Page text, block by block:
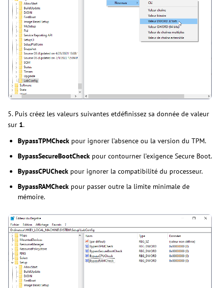
5. Puis créez les valeurs suivantes etdéfinissez sa donnée de valeur
sur 1.
BypassTPMCheck pour ignorer l’absence ou la version du TPM.
BypassSecureBootCheck pour contourner l’exigence Secure Boot.
BypassCPUCheck pour ignorer la compatibilité du processeur.
BypassRAMCheck pour passer outre la limite minimale de
mémoire.